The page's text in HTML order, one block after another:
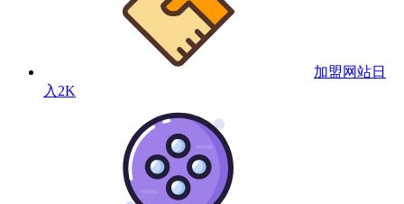
加盟网站日
入2K